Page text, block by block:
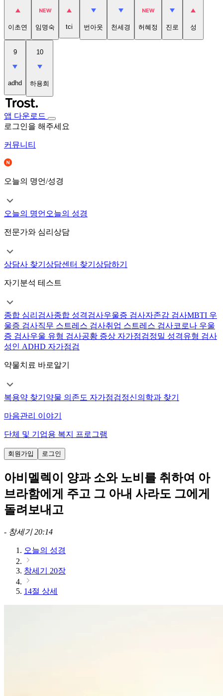
이초연 임명숙 tci 번아웃 천세경 허혜정 진로 성
9
adhd
10
하용희
앱 다운로드
로그인을 해주세요
커뮤니티
오늘의 명언/성경
오늘의 명언 오늘의 성경
전문가와 심리상담
상담사 찾기 상담센터 찾기 상담하기
자기분석 테스트
종합 심리검사종합 성격검사우울증 검사자존감 검사MBTI 우
울증 검사직무 스트레스 검사취업 스트레스 검사코로나 우울
증 검사우울 유형 검사공황 증상 자가점검정밀 성격유형 검사
성인 ADHD 자가점검
약물치료 바로알기
복용약 찾기 약물 의존도 자가점검정신의학과 찾기
마음관리 이야기
단체 및 기업용 복지 프로그램
회원가입 로그인
아비멜렉이 양과 소와 노비를 취하여 아
브라함에게 주고 그 아내 사라도 그에게
돌려보내고
- 창세기 20:14
오늘의 성경
창세기 20장
14절 상세